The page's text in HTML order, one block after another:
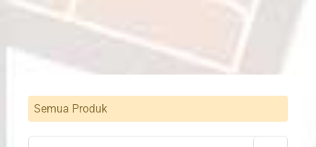
Rp2,390,000.
Semua Produk